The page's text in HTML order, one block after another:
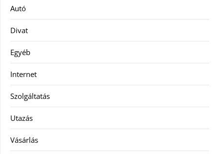
Autó
Divat
Egyéb
Internet
Szolgáltatás
Utazás
Vásárlás